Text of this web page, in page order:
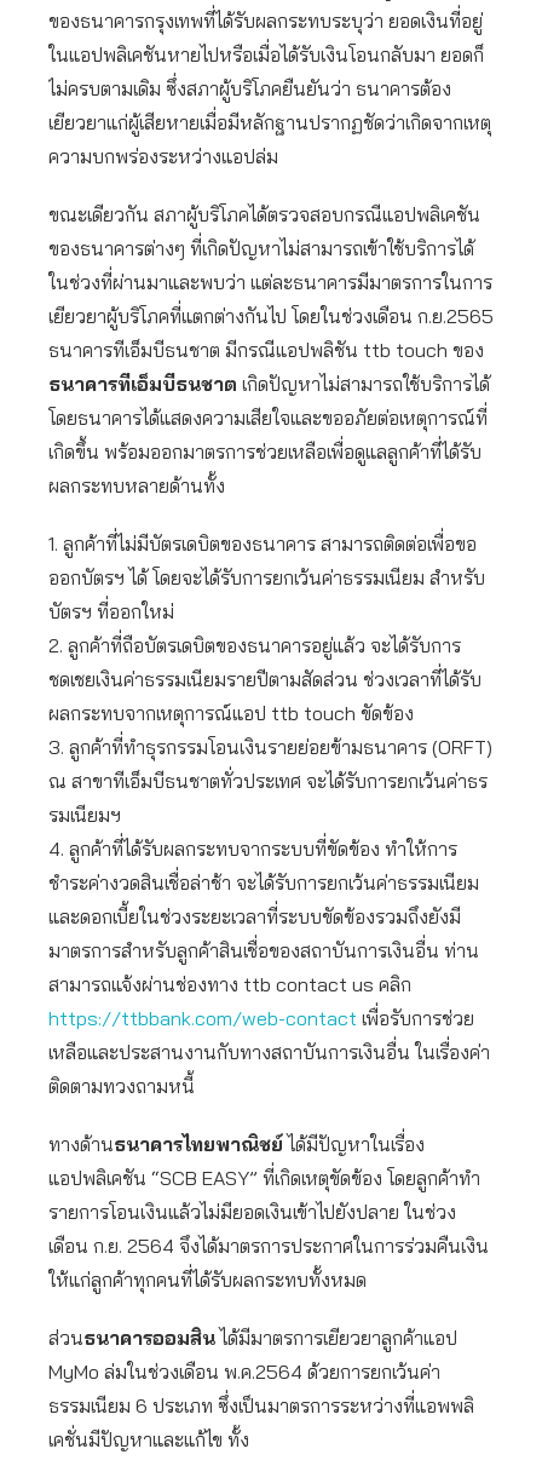
ของธนาคารกรุงเทพที่ได้รับผลกระทบระบุว่า ยอดเงินที่อยู่
ในแอปพลิเคชันหายไปหรือเมื่อได้รับเงินโอนกลับมา ยอดก็
ไม่ครบตามเดิม ซึ่งสภาผู้บริโภคยืนยันว่า ธนาคารต้อง
เยียวยาแก่ผู้เสียหายเมื่อมีหลักฐานปรากฏชัดว่าเกิดจากเหตุ
ความบกพร่องระหว่างแอปล่ม
ขณะเดียวกัน สภาผู้บริโภคได้ตรวจสอบกรณีแอปพลิเคชัน
ของธนาคารต่างๆ ที่เกิดปัญหาไม่สามารถเข้าใช้บริการได้
ในช่วงที่ผ่านมาและพบว่า แต่ละธนาคารมีมาตรการในการ
เยียวยาผู้บริโภคที่แตกต่างกันไป โดยในช่วงเดือน ก.ย.2565
ธนาคารทีเอ็มบีธนชาต มีกรณีแอปพลิชัน ttb touch ของ
ธนาคารทีเอ็มบีธนชาต เกิดปัญหาไม่สามารถใช้บริการได้
โดยธนาคารได้แสดงความเสียใจและขออภัยต่อเหตุการณ์ที่
เกิดขึ้น พร้อมออกมาตรการช่วยเหลือเพื่อดูแลลูกค้าที่ได้รับ
ผลกระทบหลายด้านทั้ง
1. ลูกค้าที่ไม่มีบัตรเดบิตของธนาคาร สามารถติดต่อเพื่อขอ
ออกบัตรฯ ได้ โดยจะได้รับการยกเว้นค่าธรรมเนียม สำหรับ
บัตรฯ ที่ออกใหม่
2. ลูกค้าที่ถือบัตรเดบิตของธนาคารอยู่แล้ว จะได้รับการ
ชดเชยเงินค่าธรรมเนียมรายปีตามสัดส่วน ช่วงเวลาที่ได้รับ
ผลกระทบจากเหตุการณ์แอป ttb touch ขัดข้อง
3. ลูกค้าที่ทำธุรกรรมโอนเงินรายย่อยข้ามธนาคาร (ORFT)
ณ สาขาทีเอ็มบีธนชาตทั่วประเทศ จะได้รับการยกเว้นค่าธร
รมเนียมฯ
4. ลูกค้าที่ได้รับผลกระทบจากระบบที่ขัดข้อง ทำให้การ
ชำระค่างวดสินเชื่อล่าช้า จะได้รับการยกเว้นค่าธรรมเนียม
และดอกเบี้ยในช่วงระยะเวลาที่ระบบขัดข้องรวมถึงยังมี
มาตรการสำหรับลูกค้าสินเชื่อของสถาบันการเงินอื่น ท่าน
สามารถแจ้งผ่านช่องทาง ttb contact us คลิก
https://ttbbank.com/web-contact เพื่อรับการช่วย
เหลือและประสานงานกับทางสถาบันการเงินอื่น ในเรื่องค่า
ติดตามทวงถามหนี้
ทางด้านธนาคารไทยพาณิชย์ได้มีปัญหาในเรื่อง
แอปพลิเคชัน “SCB EASY” ที่เกิดเหตุขัดข้อง โดยลูกค้าทำ
รายการโอนเงินแล้วไม่มียอดเงินเข้าไปยังปลาย ในช่วง
เดือน ก.ย. 2564 จึงได้มาตรการประกาศในการร่วมคืนเงิน
ให้แก่ลูกค้าทุกคนที่ได้รับผลกระทบทั้งหมด
ส่วนธนาคารออมสินได้มีมาตรการเยียวยาลูกค้าแอป
MyMo ล่มในช่วงเดือน พ.ค.2564 ด้วยการยกเว้นค่า
ธรรมเนียม 6 ประเภท ซึ่งเป็นมาตรการระหว่างที่แอพพลิ
เคชั่นมีปัญหาและแก้ไข ทั้ง